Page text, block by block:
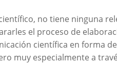
no tiene ninguna
el proceso de
científica en forma
muy especialmente a